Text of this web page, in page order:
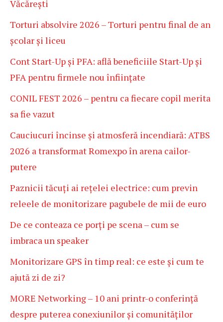
Văcărești
Torturi absolvire 2026 – Torturi pentru final de an
școlar și liceu
Cont Start-Up și PFA: află beneficiile Start-Up și
PFA pentru firmele nou înființate
CONIL FEST 2026 – pentru ca fiecare copil merita
sa fie vazut
Cauciucuri încinse și atmosferă incendiară: ATBS
2026 a transformat Romexpo în arena cailor-
putere
Paznicii tăcuți ai rețelei electrice: cum previn
releele de monitorizare pagubele de mii de euro
De ce conteaza ce porți pe scena – cum se
imbraca un speaker
Monitorizare GPS în timp real: ce este și cum te
ajută zi de zi?
MORE Networking – 10 ani printr-o conferință
despre puterea conexiunilor și comunităților